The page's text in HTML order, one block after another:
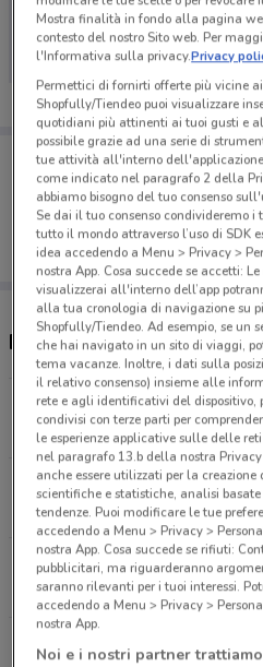
volantini nella tua
Porta DoveConviene
Puoi trovare le migliori
salvarle e creare la tua
dal tuo cellulare.
Ristoranti e orari Fratelli
Via Cortelonga 6 Monza
71 m
Via Gorki 101 Cinisello
6.4 km
Via Rivoltana 64 Segrate
12.2 km
Corso Sempione 30
Mostra finalità in fondo alla pagina
contesto del nostro Sito web. Per
l'Informativa sulla privacy.Privacy
Permettici di fornirti offerte più vicine
Shopfully/Tiendeo puoi visualizzare
quotidiani più attinenti ai tuoi gusti e
possibile grazie ad una serie di
tue attività all'interno
come indicato nel paragrafo 2 della
abbiamo bisogno del tuo consenso
Se dai il tuo consenso condivideremo
tutto il mondo attraverso l’uso di SDK
idea accedendo a Menu > Privacy >
nostra App. Cosa succede se accetti:
visualizzerai all'interno dell’app
alla tua cronologia di navigazione su
Shopfully/Tiendeo. Ad esempio, se un
che hai navigato in un sito di viaggi,
tema vacanze. Inoltre, i dati sulla
il relativo consenso) insieme alle
rete e agli identificativi del dispositivo,
condivisi con terze parti per
le esperienze applicative sulle delle
nel paragrafo 13.b della nostra
anche essere utilizzati per la
scientifiche e statistiche, analisi
tendenze. Puoi modificare le tue
accedendo a Menu > Privacy >
nostra App. Cosa succede se rifiuti:
pubblicitari, ma riguarderanno
saranno rilevanti per i tuoi interessi.
accedendo a Menu > Privacy >
nostra App.
Noi e i nostri partner